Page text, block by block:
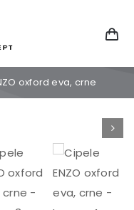
oxford eva, crne